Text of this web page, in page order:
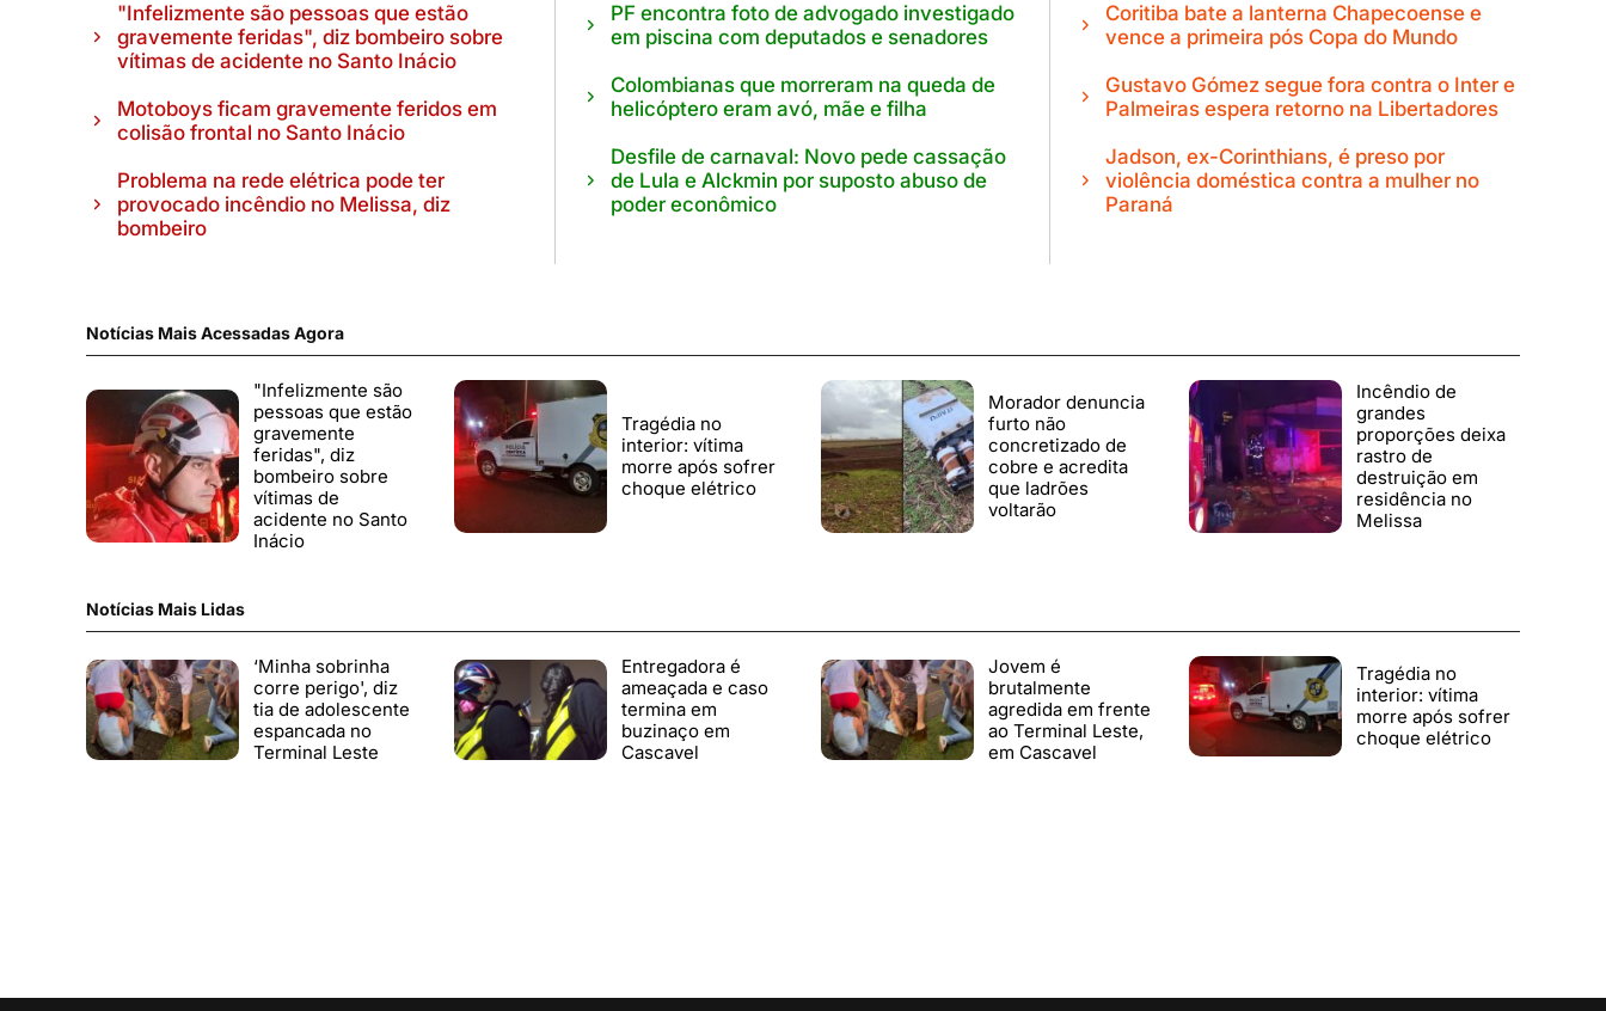
"Infelizmente são pessoas que estão
gravemente feridas", diz bombeiro sobre
vítimas de acidente no Santo Inácio
Motoboys ficam gravemente feridos em
colisão frontal no Santo Inácio
Problema na rede elétrica pode ter
provocado incêndio no Melissa, diz
bombeiro
PF encontra foto de advogado investigado
em piscina com deputados e senadores
Colombianas que morreram na queda de
helicóptero eram avó, mãe e filha
Desfile de carnaval: Novo pede cassação
de Lula e Alckmin por suposto abuso de
poder econômico
Coritiba bate a lanterna Chapecoense e
vence a primeira pós Copa do Mundo
Gustavo Gómez segue fora contra o Inter e
Palmeiras espera retorno na Libertadores
Jadson, ex-Corinthians, é preso por
violência doméstica contra a mulher no
Paraná
Notícias Mais Acessadas Agora
"Infelizmente são
pessoas que estão
gravemente
feridas", diz
bombeiro sobre
vítimas de
acidente no Santo
Inácio
Tragédia no
interior: vítima
morre após sofrer
choque elétrico
Morador denuncia
furto não
concretizado de
cobre e acredita
que ladrões
voltarão
Incêndio de
grandes
proporções deixa
rastro de
destruição em
residência no
Melissa
Notícias Mais Lidas
‘Minha sobrinha
corre perigo', diz
tia de adolescente
espancada no
Terminal Leste
Entregadora é
ameaçada e caso
termina em
buzinaço em
Cascavel
Jovem é
brutalmente
agredida em frente
ao Terminal Leste,
em Cascavel
Tragédia no
interior: vítima
morre após sofrer
choque elétrico